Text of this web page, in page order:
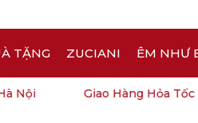
TẶNG ZUCIANI ÊM NHƯ
Giao Hàng Hỏa Tốc